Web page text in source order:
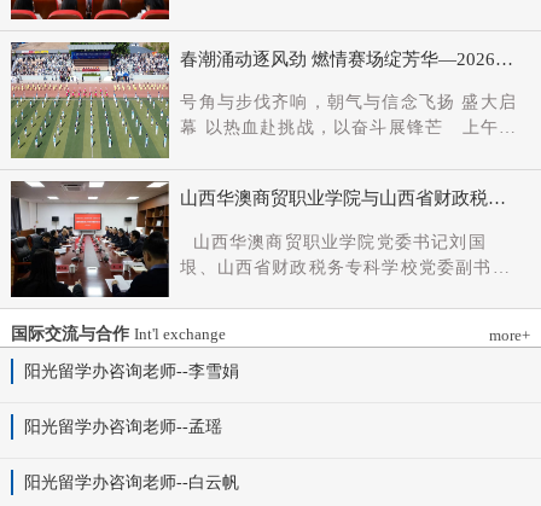
记、督导专员职务。省委教育工委主持日
常工作的副书记（正厅长级），省教育厅
党组成员、副厅长王军出席会议并讲话。
新任党委书记杨明军同志、理事长刘耀国
分别作表态发言，刘国垠同志主持会议。
省委组织部干部六处、省委教育工委组织
领导班子成员、中层干部及教师代表参加
会议。
春潮涌动逐风劲 燃情赛场绽芳华—2026年
号角与步伐齐响，朝气与信念飞扬 盛大启
幕 以热血赴挑战，以奋斗展锋芒 上午9
扬，国旗护卫队整齐着装、身姿挺拔、精
神抖擞，护送五星红旗庄严入场，鲜红的
旗帜在春日暖阳下熠熠生辉，彰显着华澳
学子赤诚的家国情怀与昂扬的精神风貌。
紧随其后，校旗方阵、彩旗方阵依次行
进，彩旗猎猎映晴空，灵动的步伐与明媚
景。全场师生肃立，升国旗、奏唱国歌。
冉冉升起，全体师生行注目礼，目光坚
时代华章。 学院院长白峰致开幕词，
山西华澳商贸职业学院与山西省财政税务
建和思想政治工作结对共建协议
山西华澳商贸职业学院党委书记刘国
垠、山西省财政税务专科学校党委副书记
院长白峰主持。签约仪式现场气氛庄重而
热烈。 山西省财政税务专科学校党委副
本情况以及党建和思政工作方面的做法进
工作向“有效覆盖”“全面提质”提出几点建
议：一要筑牢组织根基。以党建标准化、
国际交流与合作 Int'l exchange
more+
阳光留学办咨询老师--李雪娟
阳光留学办咨询老师--孟瑶
阳光留学办咨询老师--白云帆